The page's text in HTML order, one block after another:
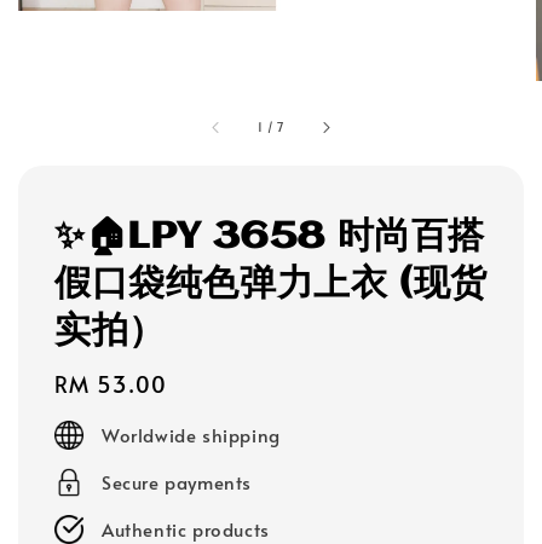
1 /7
✨🏠LPY 3658 时尚百搭
假口袋纯色弹力上衣 (现货
实拍）
Regular
price
RM 53.00
Worldwide shipping
Secure payments
Authentic products